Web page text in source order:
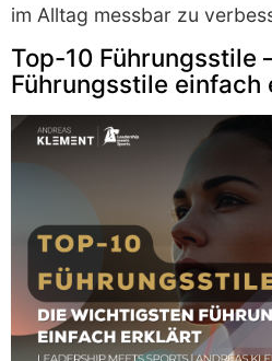
im Alltag messbar zu
Top-10 Führungsstile
Führungsstile einfach